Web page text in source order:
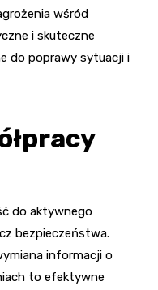
wśród
i skuteczne
do poprawy sytuacji i
do aktywnego
bezpieczeństwa.
informacji o
to efektywne